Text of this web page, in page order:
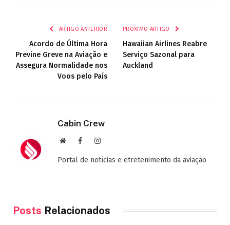
ARTIGO ANTERIOR
Acordo de Última Hora
Previne Greve na Aviação e
Assegura Normalidade nos
Voos pelo País
PRÓXIMO ARTIGO
Hawaiian Airlines Reabre
Serviço Sazonal para
Auckland
Cabin Crew
Site FacebookInstagram
Portal de notícias e etretenimento da aviação
Posts Relacionados